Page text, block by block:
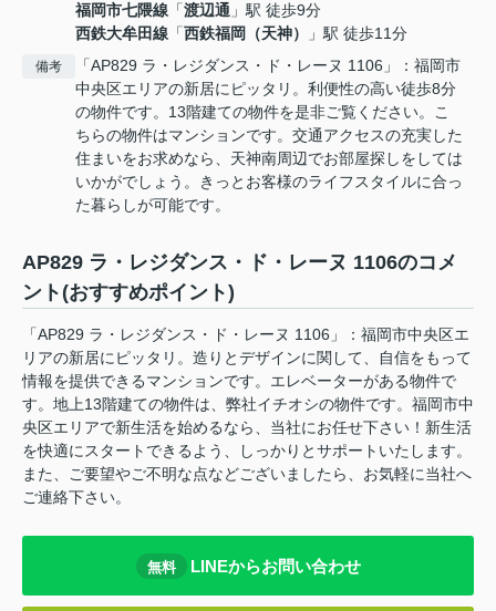
福岡市七隈線 「渡辺通 」駅 徒歩9分
西鉄大牟田線 「西鉄福岡（天神） 」駅 徒歩11分
備考
「AP829 ラ・レジダンス・ド・レーヌ 1106」：福岡市
中央区エリアの新居にピッタリ。利便性の高い徒歩8分
の物件です。13階建ての物件を是非ご覧ください。こ
ちらの物件はマンションです。交通アクセスの充実した
住まいをお求めなら、天神南周辺でお部屋探しをしては
いかがでしょう。きっとお客様のライフスタイルに合っ
た暮らしが可能です。
AP829 ラ・レジダンス・ド・レーヌ 1106のコメ
ント(おすすめポイント)
「AP829 ラ・レジダンス・ド・レーヌ 1106」：福岡市中央区エ
リアの新居にピッタリ。造りとデザインに関して、自信をもって
情報を提供できるマンションです。エレベーターがある物件で
す。地上13階建ての物件は、弊社イチオシの物件です。福岡市中
央区エリアで新生活を始めるなら、当社にお任せ下さい！新生活
を快適にスタートできるよう、しっかりとサポートいたします。
また、ご要望やご不明な点などございましたら、お気軽に当社へ
ご連絡下さい。
無料 LINEからお問い合わせ